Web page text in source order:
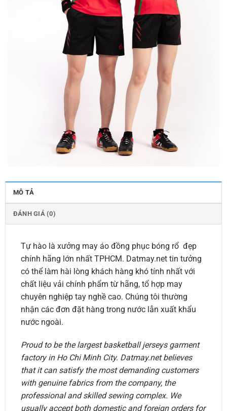
MÔ TẢ
ĐÁNH GIÁ (0)
Tự hào là xưởng may áo đồng phục bóng rổ đẹp
chính hãng lớn nhất TPHCM. Datmay.net tin tưởng
có thể làm hài lòng khách hàng khó tính nhất với
chất liệu vải chính phẩm từ hãng, tổ hợp may
chuyên nghiệp tay nghề cao. Chúng tôi thường
nhận các đơn đặt hàng trong nước lẫn xuất khẩu
nước ngoài.
Proud to be the largest basketball jerseys garment
factory in Ho Chi Minh City. Datmay.net believes
that it can satisfy the most demanding customers
with genuine fabrics from the company, the
professional and skilled sewing complex. We
usually accept both domestic and foreign orders for